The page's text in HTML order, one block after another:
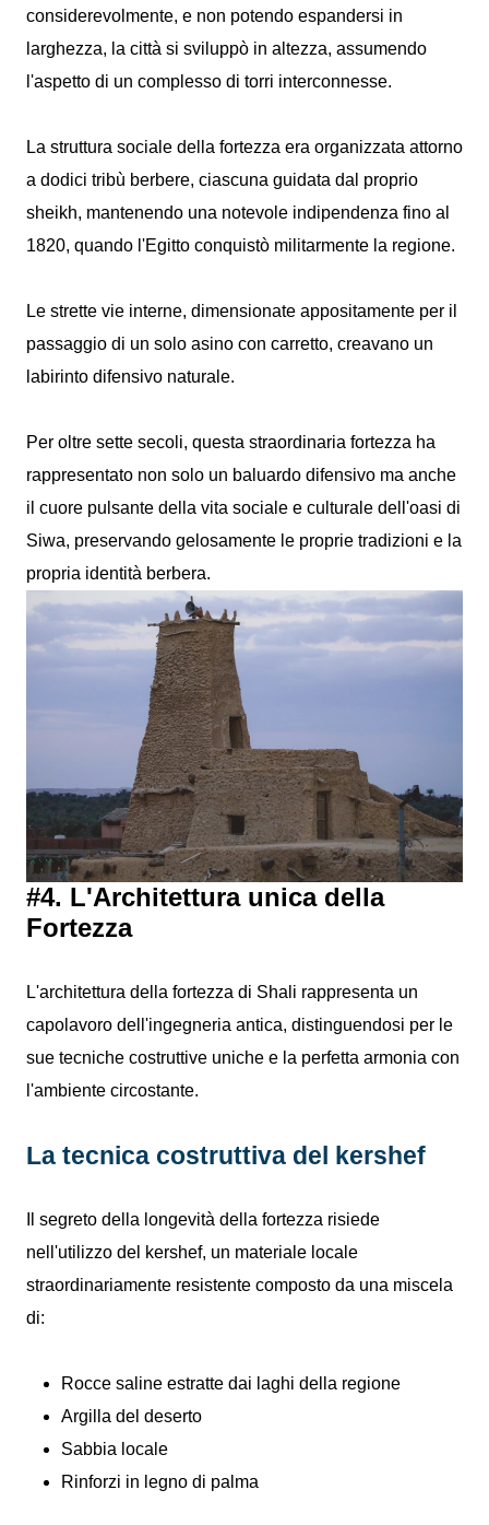
considerevolmente, e non potendo espandersi in
larghezza, la città si sviluppò in altezza, assumendo
l'aspetto di un complesso di torri interconnesse.
La struttura sociale della fortezza era organizzata attorno
a dodici tribù berbere, ciascuna guidata dal proprio
sheikh, mantenendo una notevole indipendenza fino al
1820, quando l'Egitto conquistò militarmente la regione.
Le strette vie interne, dimensionate appositamente per il
passaggio di un solo asino con carretto, creavano un
labirinto difensivo naturale.
Per oltre sette secoli, questa straordinaria fortezza ha
rappresentato non solo un baluardo difensivo ma anche
il cuore pulsante della vita sociale e culturale dell'oasi di
Siwa, preservando gelosamente le proprie tradizioni e la
propria identità berbera.
#4. L'Architettura unica della
Fortezza
L'architettura della fortezza di Shali rappresenta un
capolavoro dell'ingegneria antica, distinguendosi per le
sue tecniche costruttive uniche e la perfetta armonia con
l'ambiente circostante.
La tecnica costruttiva del kershef
Il segreto della longevità della fortezza risiede
nell'utilizzo del kershef, un materiale locale
straordinariamente resistente composto da una miscela
di:
Rocce saline estratte dai laghi della regione
Argilla del deserto
Sabbia locale
Rinforzi in legno di palma